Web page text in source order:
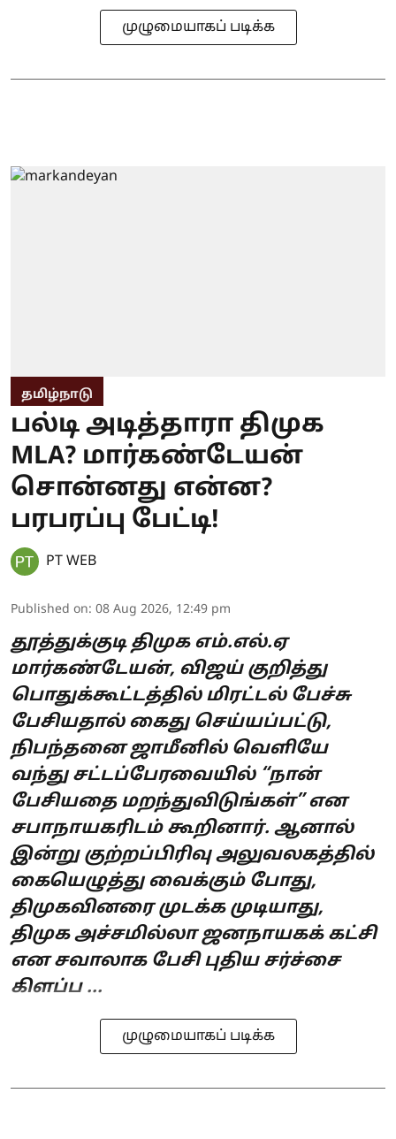
முழுமையாகப் படிக்க
தமிழ்நாடு
பல்டி அடித்தாரா திமுக
MLA? மார்கண்டேயன்
சொன்னது என்ன?
பரபரப்பு பேட்டி!
PT WEB
Published on: 08 Aug 2026, 12:49 pm
தூத்துக்குடி திமுக எம்.எல்.ஏ
மார்கண்டேயன், விஜய் குறித்து
பொதுக்கூட்டத்தில் மிரட்டல் பேச்சு
பேசியதால் கைது செய்யப்பட்டு,
நிபந்தனை ஜாமீனில் வெளியே
வந்து சட்டப்பேரவையில் “நான்
பேசியதை மறந்துவிடுங்கள்” என
சபாநாயகரிடம் கூறினார். ஆனால்
இன்று குற்றப்பிரிவு அலுவலகத்தில்
கையெழுத்து வைக்கும் போது,
திமுகவினரை முடக்க முடியாது,
திமுக அச்சமில்லா ஜனநாயகக் கட்சி
என சவாலாக பேசி புதிய சர்ச்சை
கிளப்ப ...
முழுமையாகப் படிக்க